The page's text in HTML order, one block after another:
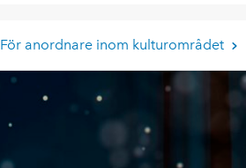
För anordnare inom kulturområdet